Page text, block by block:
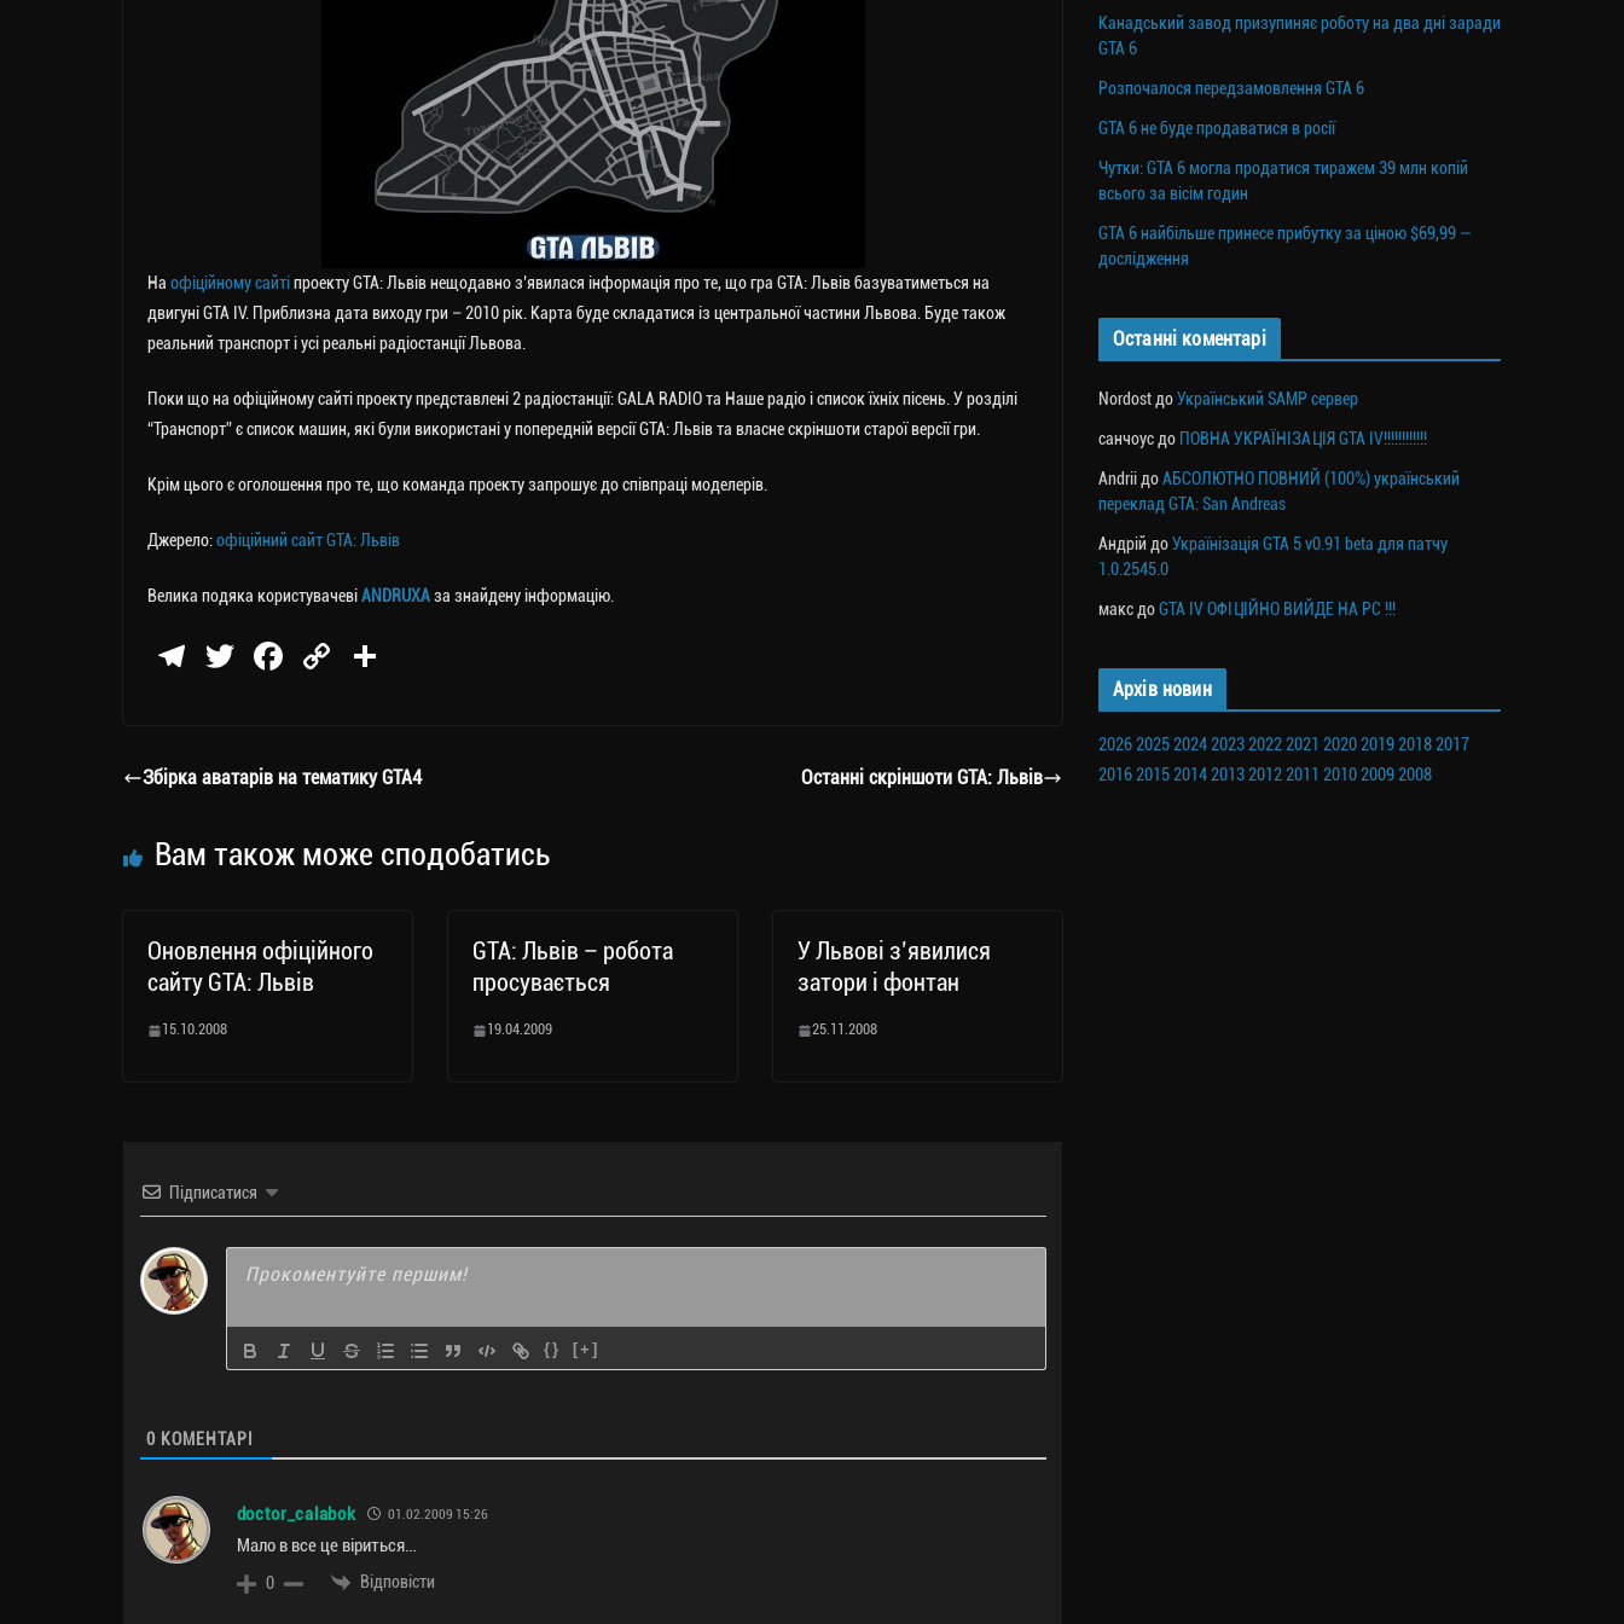
На офіційному сайтіпроекту GTA: Львів нещодавно з’явилася інформація про те, що гра GTA: Львів базуватиметься на
двигуні GTA IV. Приблизна дата виходу гри – 2010 рік. Карта буде складатися із центральної частини Львова. Буде також
реальний транспорт і усі реальні радіостанції Львова.
Поки що на офіційному сайті проекту представлені 2 радіостанції: GALA RADIO та Наше радіо і список їхніх пісень. У розділі
“Транспорт” є список машин, які були використані у попередній версії GTA: Львів та власне скріншоти старої версії гри.
Крім цього є оголошення про те, що команда проекту запрошує до співпраці моделерів.
Джерело:офіційний сайт GTA: Львів
Велика подяка користувачевіANDRUXAза знайдену інформацію.
Te
a
T
er
Fa
ok
C
Li ли
ся
Збірка аватарів на тематику GTA4 Останні скріншоти GTA: Львів
Вам також може сподобатись
Оновлення офіційного
сайту GTA: Львів
15.10.2008
GTA: Львів – робота
просувається
19.04.2009
У Львові з’явилися
затори і фонтан
25.11.2008
Підписатися
{} [+]
0 КОМЕНТАРІ
doctor_calabok 01.02.2009 15:26
Мало в все це віриться…
0 Відповісти
Канадський завод призупиняє роботу на два дні заради
GTA 6
Розпочалося передзамовлення GTA 6
GTA 6 не буде продаватися в росії
Чутки: GTA 6 могла продатися тиражем 39 млн копій
всього за вісім годин
GTA 6 найбільше принесе прибутку за ціною $69,99 —
дослідження
Останні коментарі
Nordost доУкраїнський SAMP сервер
санчоус до ПОВНА УКРАЇНІЗАЦІЯ GTA IV!!!!!!!!!!!!
Andrii доАБСОЛЮТНО ПОВНИЙ (100%) український
переклад GTA: San Andreas
Андрій доУкраїнізація GTA 5 v0.91 beta для патчу
1.0.2545.0
макс доGTA IV ОФІЦІЙНО ВИЙДЕ НА PC !!!
Архів новин
202620252024202320222021 2020201920182017
201620152014201320122011 201020092008